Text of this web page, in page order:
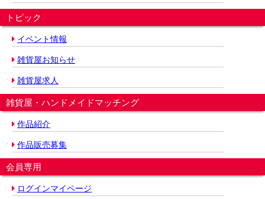
トピック
イベント情報
雑貨屋お知らせ
雑貨屋求人
雑貨屋・ハンドメイドマッチング
作品紹介
作品販売募集
会員専用
ログインマイページ